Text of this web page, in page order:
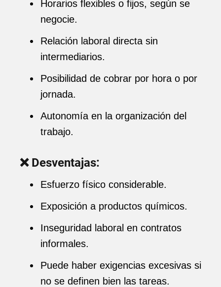
Horarios flexibles o fijos, según se
negocie.
Relación laboral directa sin
intermediarios.
Posibilidad de cobrar por hora o por
jornada.
Autonomía en la organización del
trabajo.
❌ Desventajas:
Esfuerzo físico considerable.
Exposición a productos químicos.
Inseguridad laboral en contratos
informales.
Puede haber exigencias excesivas si
no se definen bien las tareas.